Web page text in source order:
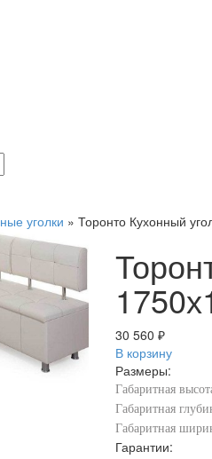
уголки » Торонто Кухонный
30 560 ₽
В корзину
Размеры:
Габаритная
Габаритная
Габаритная
Гарантии: